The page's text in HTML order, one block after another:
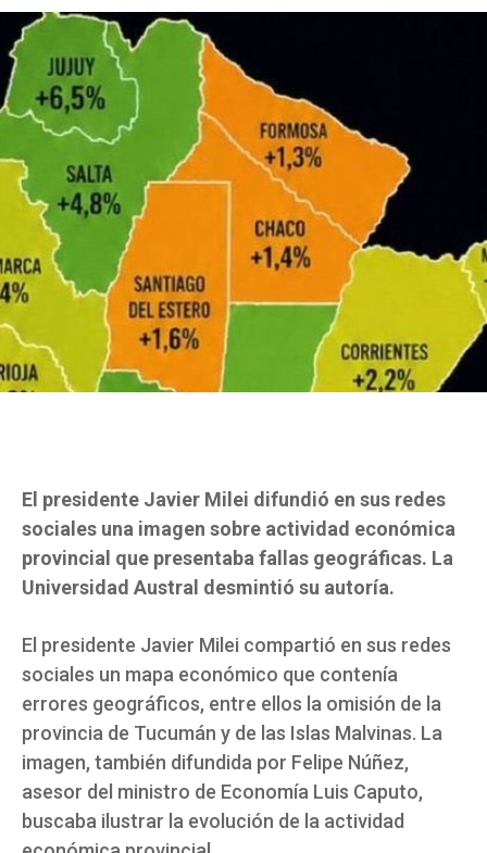
El presidente Javier Milei difundió en sus redes
sociales una imagen sobre actividad económica
provincial que presentaba fallas geográficas. La
Universidad Austral desmintió su autoría.
El presidente Javier Milei compartió en sus redes
sociales un mapa económico que contenía
errores geográficos, entre ellos la omisión de la
provincia de Tucumán y de las Islas Malvinas. La
imagen, también difundida por Felipe Núñez,
asesor del ministro de Economía Luis Caputo,
buscaba ilustrar la evolución de la actividad